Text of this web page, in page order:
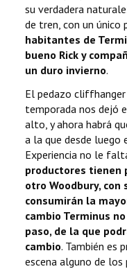
su verdadera
de tren, con un único
habitantes de
bueno Rick y
un duro invierno.
El pedazo
temporada nos dejó
alto, y ahora habrá
a la que desde luego
Experiencia no le
productores tienen
otro Woodbury,
consumirán la
cambio Terminus
paso, de la que
cambio. También es
escena alguno de